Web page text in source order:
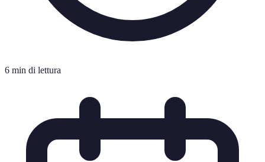
6 min di lettura